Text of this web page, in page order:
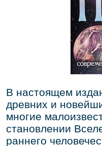
В настоящем
древних и
многие
становлении
раннего